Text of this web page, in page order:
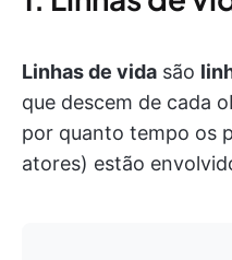
Linhas de vida são
que descem de cada
por quanto tempo os
atores) estão